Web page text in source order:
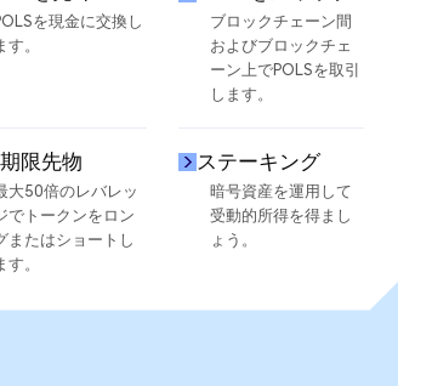
を現金に交換し
す。
ブロックチェーン間
およびブロックチェ
ーン上でPOLSを取引
します。
限先物
大50倍のレバレッ
でトークンをロン
またはショートし
す。
ステーキング
暗号資産を運用して
受動的所得を得まし
ょう。